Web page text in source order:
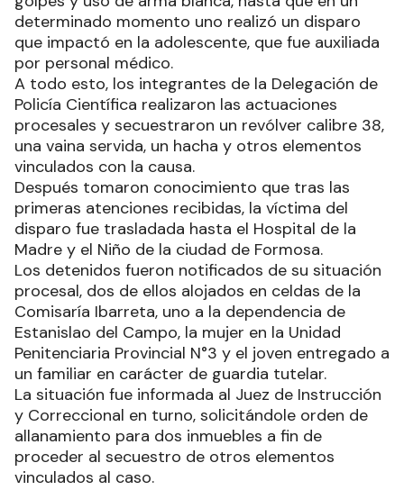
determinado momento uno realizó un disparo
que impactó en la adolescente, que fue auxiliada
por personal médico.
A todo esto, los integrantes de la Delegación de
Policía Científica realizaron las actuaciones
procesales y secuestraron un revólver calibre 38,
una vaina servida, un hacha y otros elementos
vinculados con la causa.
Después tomaron conocimiento que tras las
primeras atenciones recibidas, la víctima del
disparo fue trasladada hasta el Hospital de la
Madre y el Niño de la ciudad de Formosa.
Los detenidos fueron notificados de su situación
procesal, dos de ellos alojados en celdas de la
Comisaría Ibarreta, uno a la dependencia de
Estanislao del Campo, la mujer en la Unidad
Penitenciaria Provincial N°3 y el joven entregado a
un familiar en carácter de guardia tutelar.
La situación fue informada al Juez de Instrucción
y Correccional en turno, solicitándole orden de
allanamiento para dos inmuebles a fin de
proceder al secuestro de otros elementos
vinculados al caso.